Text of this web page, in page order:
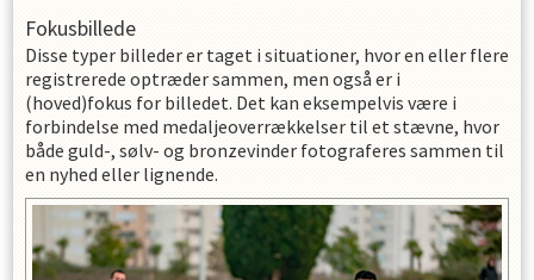
Fokusbillede
Disse typer billeder er taget i situationer, hvor en eller flere
registrerede optræder sammen, men også er i
(hoved)fokus for billedet. Det kan eksempelvis være i
forbindelse med medaljeoverrækkelser til et stævne, hvor
både guld-, sølv- og bronzevinder fotograferes sammen til
en nyhed eller lignende.